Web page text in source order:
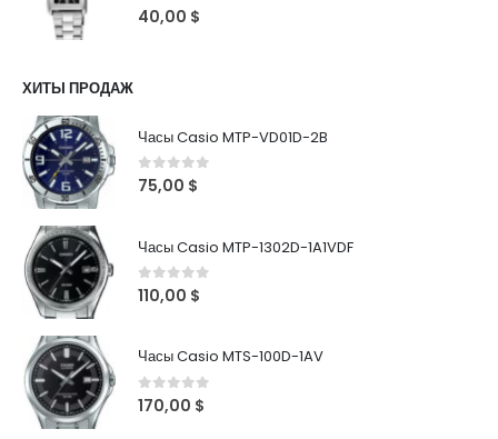
0 out of 5
40,00 $
ХИТЫ ПРОДАЖ
Часы Casio MTP-VD01D-2B
0out of 5
75,00 $
Часы Casio MTP-1302D-1A1VDF
0out of 5
110,00 $
Часы Casio MTS-100D-1AV
0out of 5
170,00 $